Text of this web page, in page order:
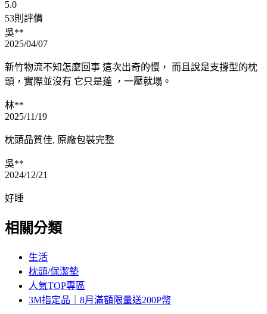
5.0
53則評價
吳**
2025/04/07
新竹物流不知怎麼回事 這次出奇的慢， 而且說是支撐型的枕
頭，實際並沒有 它只是蓬 ，一壓就塌。
林**
2025/11/19
枕頭品質佳, 原廠包裝完整
吳**
2024/12/21
好睡
相關分類
生活
枕頭/保潔墊
人氣TOP專區
3M指定品｜8月滿額限量送200P幣